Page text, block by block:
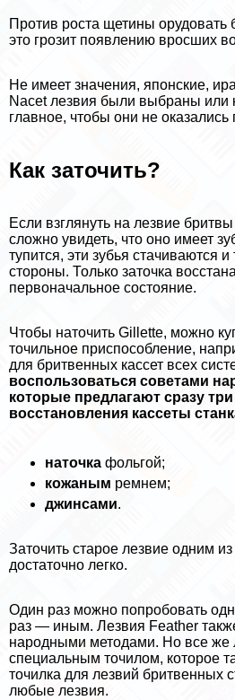
Против роста щетины
это грозит появлению вросших
Не имеет значения, японские,
Nacet лезвия были выбраны или
главное, чтобы они не оказались
Как заточить?
Если взглянуть на лезвие
сложно увидеть, что оно имеет
тупится, эти зубья стачиваются
стороны. Только заточка
первоначальное состояние.
Чтобы наточить Gillette, можно
точильное приспособление,
для бритвенных кассет всех
воспользоваться советами
которые предлагают сразу
восстановления кассеты
наточка фольгой;
кожаным ремнем;
джинсами.
Заточить старое лезвие одним
достаточно легко.
Один раз можно попробовать
раз — иным. Лезвия Feather
народными методами. Но все же
специальным точилом, которое
точилка для лезвий бритвенных
любые лезвия.